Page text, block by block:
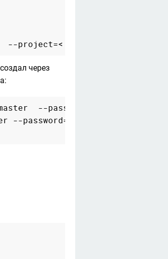
через
--password myPASS
password=User#19